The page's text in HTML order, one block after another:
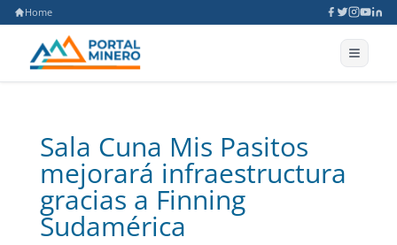
Home
Sala Cuna Mis Pasitos
mejorará infraestructura
gracias a Finning
Sudamérica